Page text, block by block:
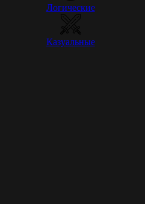
Логические
Казуальные